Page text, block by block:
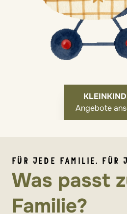
Angebote
FÜR JEDE FAMILIE. FÜR
Was passt
Familie?